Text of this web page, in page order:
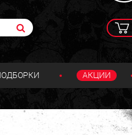
АКЦИИ